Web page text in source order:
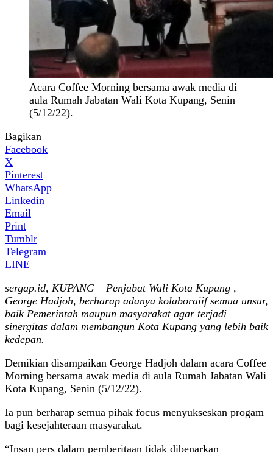
Acara Coffee Morning bersama awak media di
aula Rumah Jabatan Wali Kota Kupang, Senin
(5/12/22).
Bagikan
Facebook
X
Pinterest
WhatsApp
Linkedin
Email
Print
Tumblr
Telegram
LINE
sergap.id, KUPANG – Penjabat Wali Kota Kupang ,
George Hadjoh, berharap adanya kolaboraiif semua unsur,
baik Pemerintah maupun masyarakat agar terjadi
sinergitas dalam membangun Kota Kupang yang lebih baik
kedepan.
Demikian disampaikan George Hadjoh dalam acara Coffee
Morning bersama awak media di aula Rumah Jabatan Wali
Kota Kupang, Senin (5/12/22).
Ia pun berharap semua pihak focus menyukseskan progam
bagi kesejahteraan masyarakat.
“Insan pers dalam pemberitaan tidak dibenarkan